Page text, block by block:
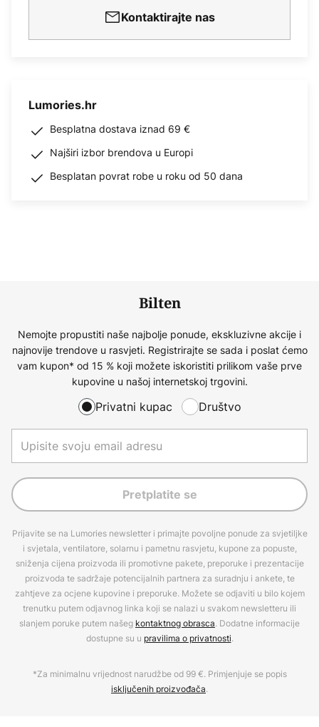
Kontaktirajte nas
Lumories.hr
Besplatna dostava iznad 69 €
Najširi izbor brendova u Europi
Besplatan povrat robe u roku od 50 dana
Bilten
Nemojte propustiti naše najbolje ponude, ekskluzivne akcije i
najnovije trendove u rasvjeti. Registrirajte se sada i poslat ćemo
vam kupon* od 15 % koji možete iskoristiti prilikom vaše prve
kupovine u našoj internetskoj trgovini.
Privatni kupac Društvo
Pretplatite se
Prijavite se na Lumories newsletter i primajte povoljne ponude za svjetiljke
i svjetala, ventilatore, solarnu i pametnu rasvjetu, kupone za popuste,
sniženja cijena proizvoda ili promotivne pakete, preporuke i prezentacije
proizvoda te sadržaje potencijalnih partnera za suradnju i ankete, te
zahtjeve za ocjene kupovine i preporuke. Možete se odjaviti u bilo kojem
trenutku putem odjavnog linka koji se nalazi u svakom newsletteru ili
slanjem poruke putem našeg kontaktnog obrasca. Dodatne informacije
dostupne su u pravilima o privatnosti.
*Za minimalnu vrijednost narudžbe od 99 €. Primjenjuje se popis
isključenih proizvođača.